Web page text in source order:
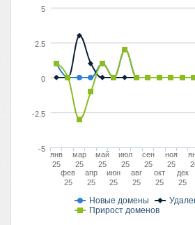
Новые домены
Прирост доменов
янв
25
фев
25
мар
25
апр
25
май
25
июн
25
июл
25
авг
25
сен
25
окт
25
ноя
25
дек
25
0
-5
-2.5
2.5
5